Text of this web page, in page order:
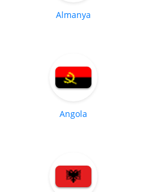
Almanya
Angola